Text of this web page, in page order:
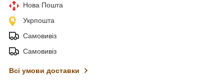
Нова Пошта
Укрпошта
Самовивіз
Самовивіз
Всі умови доставки